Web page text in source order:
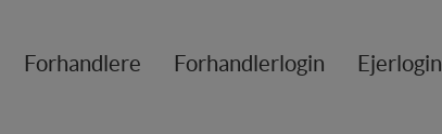
Forhandlere Forhandlerlogin Ejerlogin